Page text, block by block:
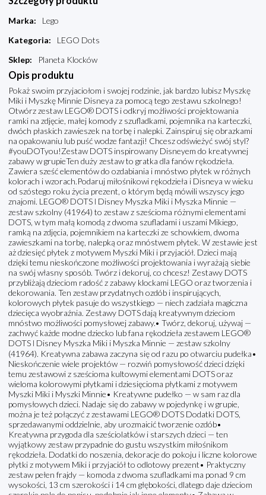
Marka:
Lego
Kategoria:
LEGO Dots
Sklep: Planeta Klocków
Opis produktu
Pokaż swoim przyjaciołom i swojej rodzinie, jak bardzo lubisz Myszkę
Miki i Myszkę Minnie Disneya za pomocą tego zestawu szkolnego!
Otwórz zestaw LEGO® DOTS i odkryj możliwości projektowania
ramki na zdjęcie, małej komody z szufladkami, pojemnika na karteczki,
dwóch płaskich zawieszek na torbę i nalepki. Zainspiruj się obrazkami
na opakowaniu lub puść wodze fantazji! Chcesz odświeżyć swój styl?
#youDOTyou!Zestaw DOTS inspirowany Disneyem do kreatywnej
zabawy w grupieTen duży zestaw to gratka dla fanów rękodzieła.
Zawiera sześć elementów do ozdabiania i mnóstwo płytek w różnych
kolorach i wzorach.Podaruj miłośnikowi rękodzieła i Disneya w wieku
od szóstego roku życia prezent, o którym będą mówili wszyscy jego
znajomi. LEGO® DOTS ǀ Disney Myszka Miki i Myszka Minnie —
zestaw szkolny (41964) to zestaw z sześcioma różnymi elementami
DOTS, w tym małą komodą z dwoma szufladami i uszami Mikiego,
ramką na zdjęcia, pojemnikiem na karteczki ze schowkiem, dwoma
zawieszkami na torbę, nalepką oraz mnóstwem płytek. W zestawie jest
aż dziesięć płytek z motywem Myszki Miki i przyjaciół. Dzieci mają
dzięki temu nieskończone możliwości projektowania i wyrażają siebie
na swój własny sposób. Twórz i dekoruj, co chcesz! Zestawy DOTS
przybliżają dzieciom radość z zabawy klockami LEGO oraz tworzenia i
dekorowania. Ten zestaw przydatnych ozdób i inspirujących,
kolorowych płytek pasuje do wszystkiego — niech zadziała magiczna
dziecięca wyobraźnia. Zestawy DOTS dają kreatywnym dzieciom
mnóstwo możliwości pomysłowej zabawy.• Twórz, dekoruj, używaj —
zachwyć każde modne dziecko lub fana rękodzieła zestawem LEGO®
DOTS ǀ Disney Myszka Miki i Myszka Minnie — zestaw szkolny
(41964). Kreatywna zabawa zaczyna się od razu po otwarciu pudełka•
Nieskończenie wiele projektów — rozwiń pomysłowość dzieci dzięki
temu zestawowi z sześcioma kultowymi elementami DOTS oraz
wieloma kolorowymi płytkami i dziesięcioma płytkami z motywem
Myszki Miki i Myszki Minnie• Kreatywne pudełko — w sam raz dla
pomysłowych dzieci. Nadaje się do zabawy w pojedynkę i w grupie,
można je też połączyć z zestawami LEGO® DOTS Dodatki DOTS,
sprzedawanymi oddzielnie, aby urozmaicić tworzenie ozdób•
Kreatywna przygoda dla sześciolatków i starszych dzieci — ten
wyjątkowy zestaw przypadnie do gustu wszystkim miłośnikom
rękodzieła. Dodatki do noszenia, dekoracje do pokoju i liczne kolorowe
płytki z motywem Miki i przyjaciół to odlotowy prezent• Praktyczny
zestaw pełen frajdy — komoda z dwoma szufladkami ma ponad 9 cm
wysokości, 13 cm szerokości i 14 cm głębokości, dlatego daje dzieciom